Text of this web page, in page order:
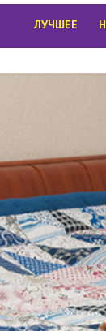
ЛУЧШЕЕ